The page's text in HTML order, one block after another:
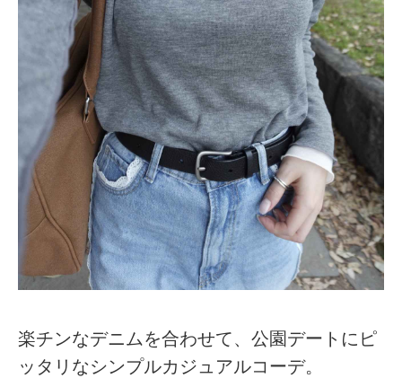
楽チンなデニムを合わせて、公園デートにピ
ッタリなシンプルカジュアルコーデ。